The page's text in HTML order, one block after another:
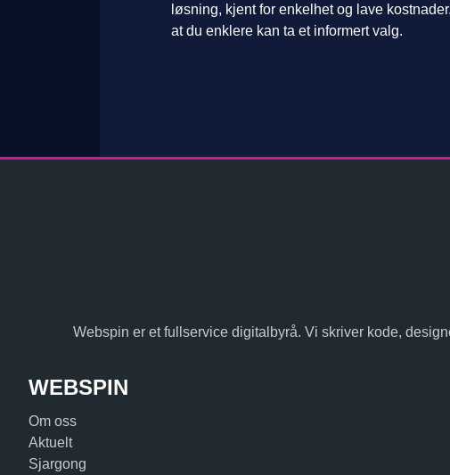
løsning, kjent for enkelhet og lave
at du enklere kan ta et informert valg.
Webspin er et fullservice digitalbyrå. Vi skriver kode,
WEBSPIN
Om oss
Aktuelt
Sjargong